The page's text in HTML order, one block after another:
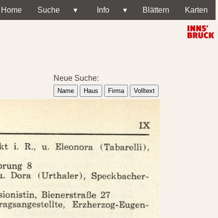
Home Suche ▾ Info ▾ Blättern Karten
Neue Suche:
Name Haus Firma Volltext